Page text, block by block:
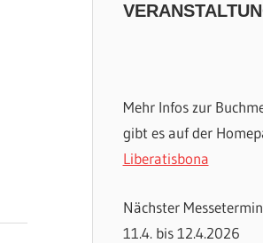
Mehr Infos zur
gibt es auf der
Liberatisbona
Nächster
11.4. bis 12.4.2026